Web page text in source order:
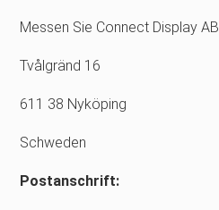
Messen Sie Connect Display AB
Tvålgränd 16
611 38 Nyköping
Schweden
Postanschrift: